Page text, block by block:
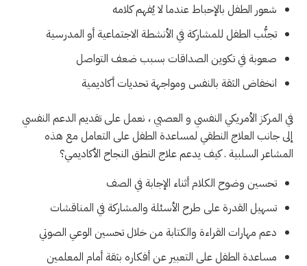
شعور الطفل بالإحباط عندما لا يُفهم كلامه
تجنُّب الطفل للمشاركة في الأنشطة الاجتماعية أو المدرسية
صعوبة في تكوين الصداقات بسبب ضعف التواصل
انخفاض الثقة بالنفس ومواجهة تحديات أكاديمية
في المركز الأمريكي النفسي و العصبي ، نعمل على تقديم الدعم النفسي
إلى جانب العلاج النطقي لمساعدة الطفل على التعامل مع هذه
المشاعر السلبية . كيف يدعم علاج النطق النجاح الأكاديمي؟
تحسين وضوح الكلام أثناء الإجابة في الصف
تسهيل القدرة على طرح الأسئلة والمشاركة في المناقشات
دعم مهارات القراءة والكتابة من خلال تحسين الوعي الصوتي
مساعدة الطفل على التعبير عن أفكاره بثقة أمام المعلمين